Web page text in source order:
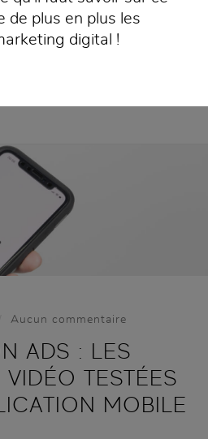
de plus en plus les
digital !
Aucun commentaire
ADS : LES
TESTÉES
MOBILE